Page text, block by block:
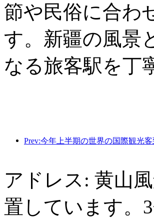
節や民俗に合わ
す。新疆の風景
なる旅客駅を丁
アドレス: 黄山
置しています。